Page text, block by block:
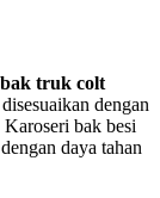
truk colt
dengan
bak besi
daya tahan